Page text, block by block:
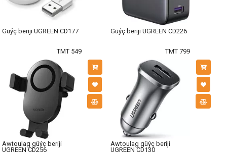
Güýç beriji UGREEN CD177
TMT 549
Güýç beriji UGREEN CD226
TMT 799
Awtoulag güýç beriji
UGREEN CD256
Awtoulag güýç beriji
UGREEN CD130